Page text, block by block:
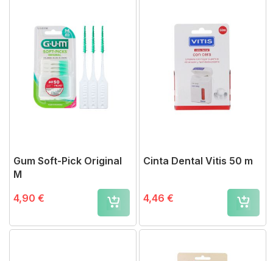
Gum Soft-Pick Original
M
4,90 €
Cinta Dental Vitis 50 m
4,46 €